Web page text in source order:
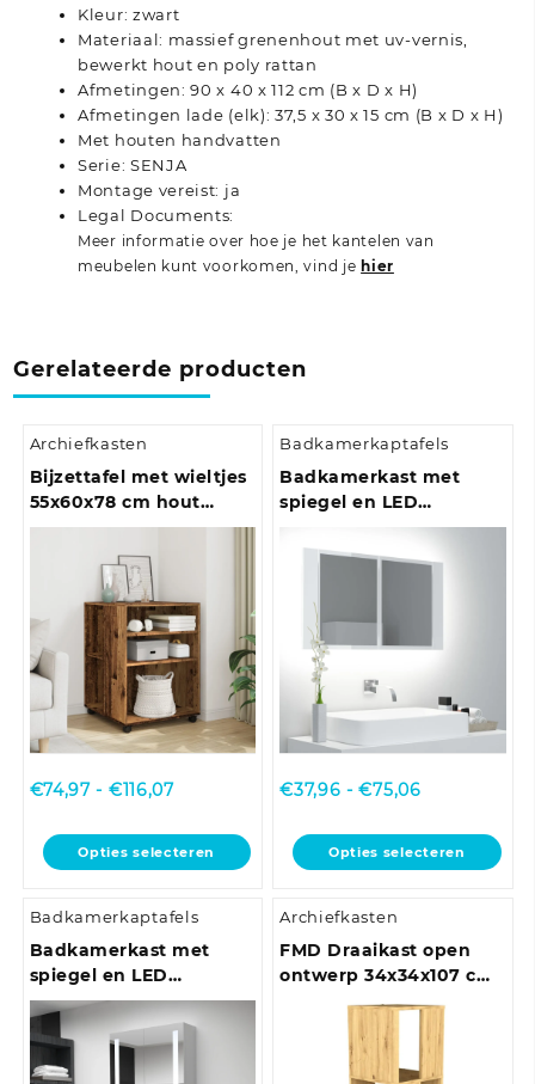
Kleur: zwart
Materiaal: massief grenenhout met uv-vernis,
bewerkt hout en poly rattan
Afmetingen: 90 x 40 x 112 cm (B x D x H)
Afmetingen lade (elk): 37,5 x 30 x 15 cm (B x D x H)
Met houten handvatten
Serie: SENJA
Montage vereist: ja
Legal Documents:
Meer informatie over hoe je het kantelen van
meubelen kunt voorkomen, vind je hier
Gerelateerde producten
Archiefkasten
Bijzettafel met wieltjes
55x60x78 cm hout
artisanaal eikenkleur
€74,97 - €116,07Prijsklasse:
tot
€116,07
Opties selecteren
Dit
product
meerdere
variaties.
Deze
optie
kan
gekozen
worden
Badkamerkaptafels
Badkamerkast met
spiegel en LED
80x12x45 cm acryl
hoogglans wit
€37,96 - €75,06Prijsklasse:
tot
Opties selecteren
Dit
product
meerdere
variaties.
Deze
gekozen
Badkamerkaptafels
Badkamerkast met
spiegel en LED
60x14x62 cm
Archiefkasten
FMD Draaikast open
ontwerp 34x34x107 cm
antiek-eikenkleurig